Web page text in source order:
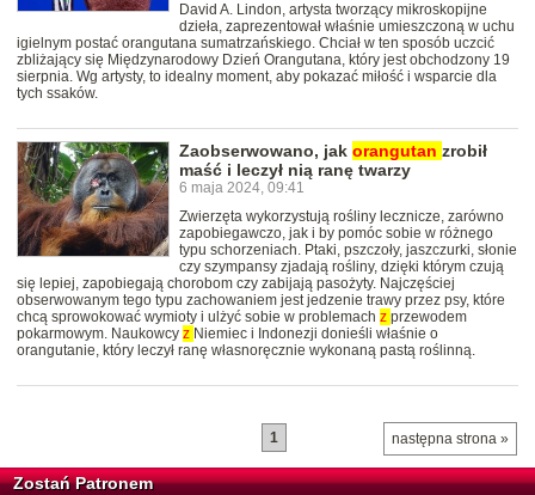
David A. Lindon, artysta tworzący mikroskopijne
dzieła, zaprezentował właśnie umieszczoną w uchu
igielnym postać orangutana sumatrzańskiego. Chciał w ten sposób uczcić
zbliżający się Międzynarodowy Dzień Orangutana, który jest obchodzony 19
sierpnia. Wg artysty, to idealny moment, aby pokazać miłość i wsparcie dla
tych ssaków.
Zaobserwowano, jak orangutan zrobił
maść i leczył nią ranę twarzy
6 maja 2024, 09:41
Zwierzęta wykorzystują rośliny lecznicze, zarówno
zapobiegawczo, jak i by pomóc sobie w różnego
typu schorzeniach. Ptaki, pszczoły, jaszczurki, słonie
czy szympansy zjadają rośliny, dzięki którym czują
się lepiej, zapobiegają chorobom czy zabijają pasożyty. Najczęściej
obserwowanym tego typu zachowaniem jest jedzenie trawy przez psy, które
chcą sprowokować wymioty i ulżyć sobie w problemach z przewodem
pokarmowym. Naukowcy z Niemiec i Indonezji donieśli właśnie o
orangutanie, który leczył ranę własnoręcznie wykonaną pastą roślinną.
następna strona »
1
Zostań Patronem